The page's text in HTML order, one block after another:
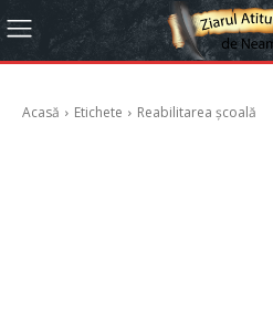
Acasă Etichete Reabilitarea școală